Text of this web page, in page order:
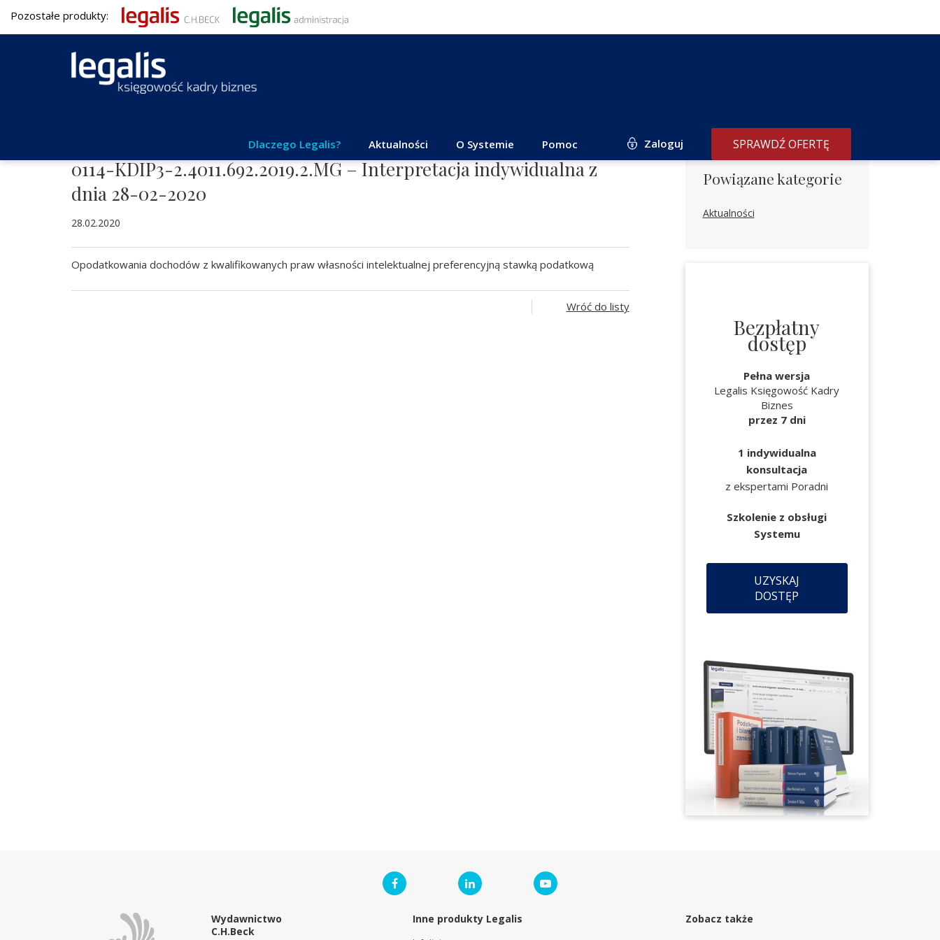
Pozostałe produkty:
Dlaczego Legalis? Aktualności O Systemie Pomoc Zaloguj SPRAWDŹ OFERTĘ
0114-KDIP3-2.4011.692.2019.2.MG – Interpretacja indywidualna z
dnia 28-02-2020
28.02.2020
Opodatkowania dochodów z kwalifikowanych praw własności intelektualnej preferencyjną stawką podatkową
Wróć do listy
Powiązane kategorie
Aktualności
Bezpłatny
dostęp
Pełna wersja
Legalis Księgowość Kadry
Biznes
przez 7 dni
1 indywidualna
konsultacja
z ekspertami Poradni
Szkolenie z obsługi
Systemu
UZYSKAJ
DOSTĘP
Wydawnictwo
C.H.Beck
Inne produkty Legalis
Zobacz także